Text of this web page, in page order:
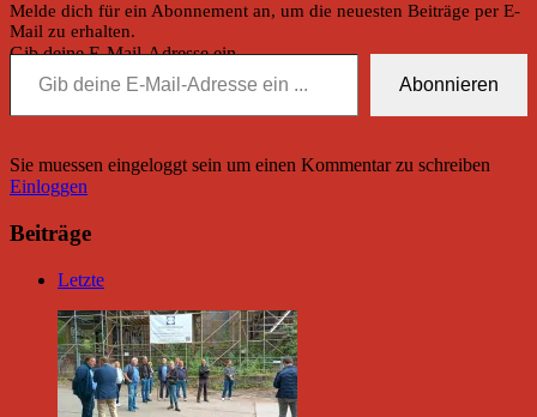
Melde dich für ein Abonnement an, um die neuesten Beiträge per E-
Mail zu erhalten.
Gib deine E-Mail-Adresse ein ...
Abonnieren
Sie muessen eingeloggt sein um einen Kommentar zu schreiben
Einloggen
Beiträge
Letzte